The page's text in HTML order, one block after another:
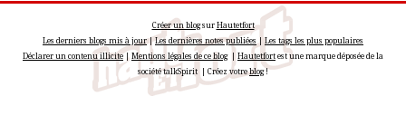
Créer un blogsurHautetfort
Les derniers blogs mis à jour|Les dernières notes publiées |Les tags les plus populaires
Déclarer un contenu illicite| Mentions légales de ce blog| Hautetfortest une marque déposée de la
société talkSpirit | Créez votreblog!